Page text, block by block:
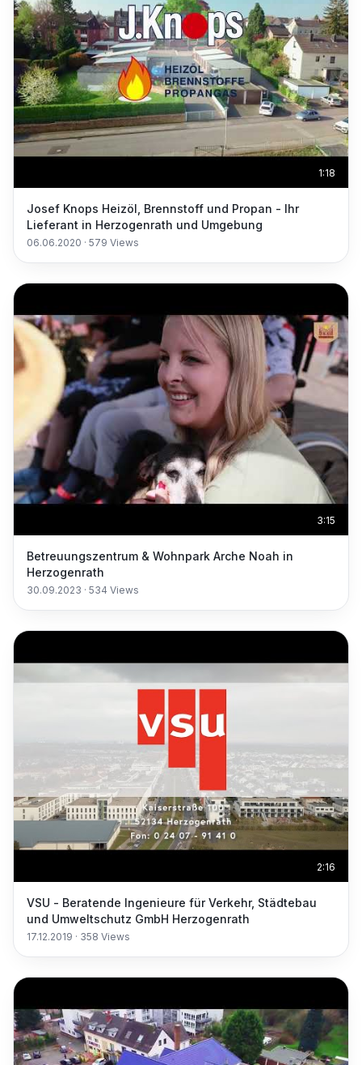
1:18
Josef Knops Heizöl, Brennstoff und Propan - Ihr
Lieferant in Herzogenrath und Umgebung
06.06.2020 · 579 Views
3:15
Betreuungszentrum & Wohnpark Arche Noah in
Herzogenrath
30.09.2023 · 534 Views
2:16
VSU - Beratende Ingenieure für Verkehr, Städtebau
und Umweltschutz GmbH Herzogenrath
17.12.2019 · 358 Views